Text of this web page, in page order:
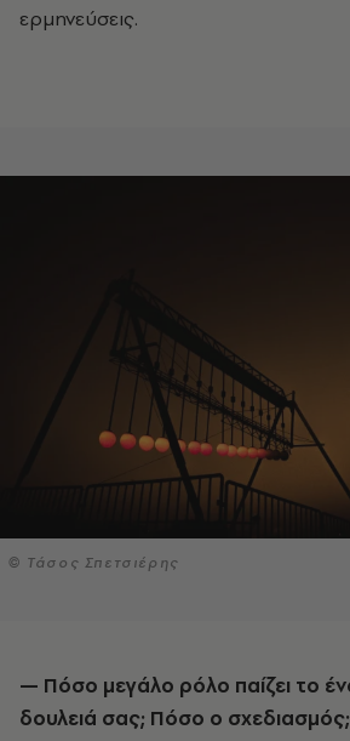
ερμηνεύσεις.
© Τάσος Σπετσιέρης
— Πόσο μεγάλο ρόλο παίζει το ένστικτο στη
δουλειά σας; Πόσο ο σχεδιασμός;